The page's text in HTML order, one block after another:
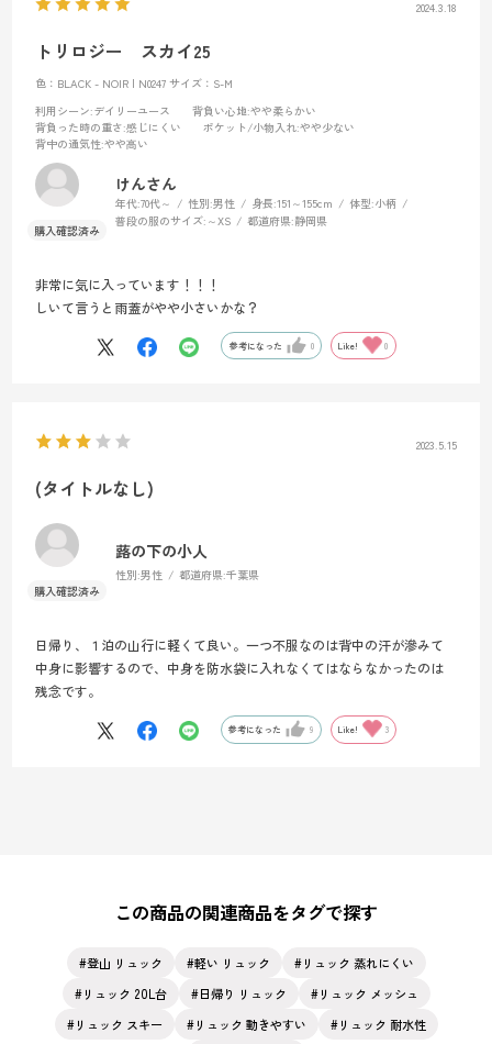
2024.3.18
トリロジー スカイ25
色：BLACK - NOIR | N0247 サイズ：S-M
利用シーン:デイリーユース 背負い心地:やや柔らかい
背負った時の重さ:感じにくい ポケット/小物入れ:やや少ない
背中の通気性:やや高い
けんさん
年代:70代～ 性別:男性 身長:151～155cm 体型:小柄
普段の服のサイズ: ～XS 都道府県:静岡県
非常に気に入っています！！！
しいて言うと雨蓋がやや小さいかな？
参考になった 0 Like! 0
2023.5.15
(タイトルなし)
蕗の下の小人
性別:男性 都道府県:千葉県
日帰り、１泊の山行に軽くて良い。一つ不服なのは背中の汗が滲みて
中身に影響するので、中身を防水袋に入れなくてはならなかったのは
残念です。
参考になった 9 Like! 3
この商品の関連商品をタグで探す
登山 リュック 軽い リュック
リュック 蒸れにくい
リュック 20L台
日帰り リュック
リュック メッシュ
リュック スキー
リュック 動きやすい
リュック 耐水性